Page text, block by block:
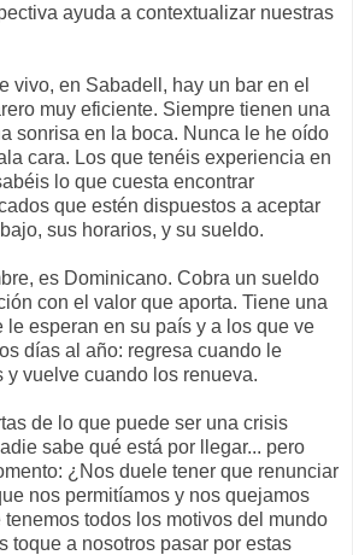
ayuda a contextualizar nuestras
vivo, en Sabadell, hay un bar en el
muy eficiente. Siempre tienen una
sonrisa en la boca. Nunca le he oído
cara. Los que tenéis experiencia en
lo que cuesta encontrar
que estén dispuestos a aceptar
sus horarios, y su sueldo.
es Dominicano. Cobra un sueldo
con el valor que aporta. Tiene una
le esperan en su país y a los que ve
días al año: regresa cuando le
vuelve cuando los renueva.
de lo que puede ser una crisis
sabe qué está por llegar... pero
¿Nos duele tener que renunciar
nos permitíamos y nos quejamos
todos los motivos del mundo
toque a nosotros pasar por estas